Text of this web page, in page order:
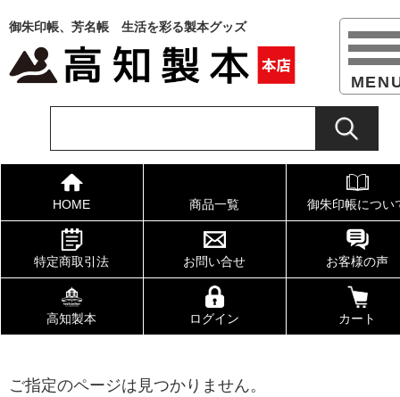
御朱印帳、芳名帳 生活を彩る製本グッズ
HOME 商品一覧 御朱印帳につい
特定商取引法 お問い合せ お客様の声
高知製本 ログイン カート
ご指定のページは見つかりません。